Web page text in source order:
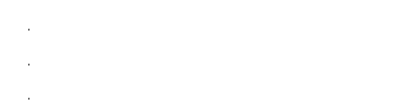
.
.
.